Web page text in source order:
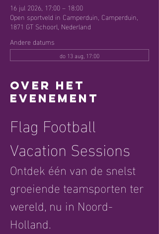
16 jul 2026, 17:00 – 18:00
Open sportveld in Camperduin, Camperduin,
1871 GT Schoorl, Nederland
Andere datums
do 13 aug, 17:00
Over het
evenement
Flag Football
Vacation Sessions
Ontdek één van de snelst
groeiende teamsporten ter
wereld, nu in Noord-
Holland.